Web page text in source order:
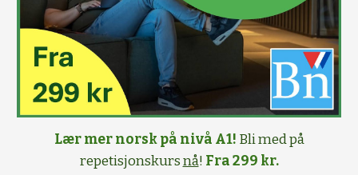
Lær mer norsk på nivå A1! Bli med på
repetisjonskursnå! Fra 299 kr.